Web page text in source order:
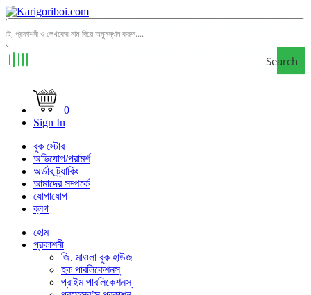
Search
0
Sign In
বুক স্টোর
অভিযোগ/পরামর্শ
অর্ডার ট্র্যাকিং
আমাদের সম্পর্কে
যোগাযোগ
ব্লগ
হোম
প্রকাশনী
জি. মাওলা বুক হাউজ
হক পাবলিকেশনস্
প্রাইম পাবলিকেশনস্